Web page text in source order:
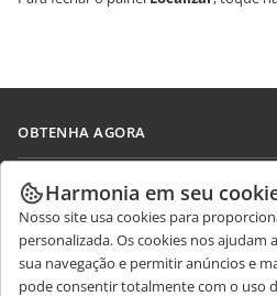
OBTENHA AGORA
Docs
DocSpace
Workspace
Conectores
COLABORAR
Para colaboradores
Para tradutores
RECEBA NOTÍCIAS
Blog
OBTER AJUDA
Harmonia em seu
Nosso site usa cookies para
personalizada. Os cookies nos
sua navegação e permitir anúncios e
pode consentir totalmente com o uso